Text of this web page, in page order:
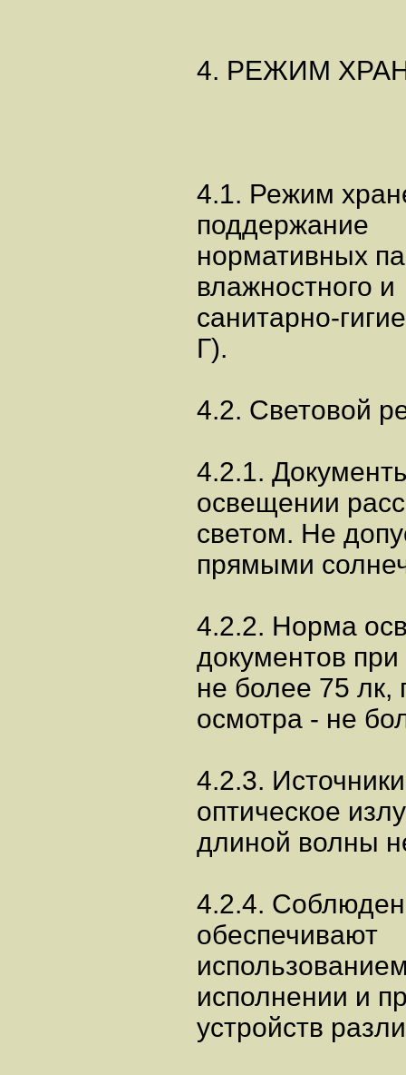
4. РЕЖИМ
4.1. Режим
поддержание
нормативных
влажностного и
санитарно-
Г).
4.2. Световой
4.2.1.
освещении
светом. Не
прямыми
4.2.2. Норма
документов
не более 75 лк,
осмотра - не
4.2.3.
оптическое
длиной волны
4.2.4.
обеспечивают
исполнении и
устройств